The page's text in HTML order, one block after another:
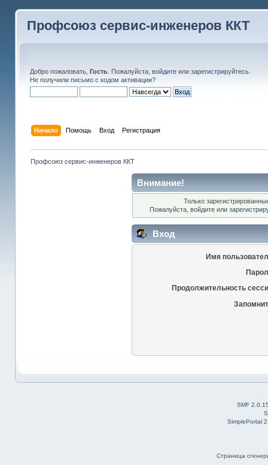
Профсоюз сервис-инженеров ККТ
Добро пожаловать, Гость. Пожалуйста, войдитеили зарегистрируйтесь.
Не получили письмо с кодом активации?
Начало Помощь Вход Регистрация
Профсоюз сервис-инженеров ККТ
Внимание!
Только
Пожалуйста, войдите или
Вход
Имя
Продолжительность
SMF
SimplePortal
Страница